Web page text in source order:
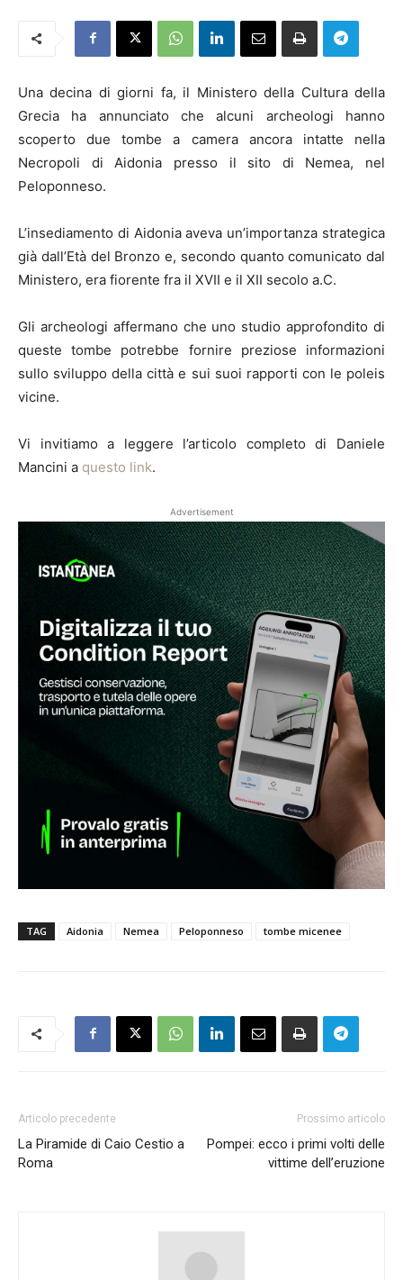
Una decina di giorni fa, il Ministero della Cultura della
Grecia ha annunciato che alcuni archeologi hanno
scoperto due tombe a camera ancora intatte nella
Necropoli di Aidonia presso il sito di Nemea, nel
Peloponneso.
L’insediamento di Aidonia aveva un’importanza strategica
già dall’Età del Bronzo e, secondo quanto comunicato dal
Ministero, era fiorente fra il XVII e il XII secolo a.C.
Gli archeologi affermano che uno studio approfondito di
queste tombe potrebbe fornire preziose informazioni
sullo sviluppo della città e sui suoi rapporti con le poleis
vicine.
Vi invitiamo a leggere l’articolo completo di Daniele
Mancini a questo link.
Advertisement
TAG Aidonia Nemea Peloponneso tombe micenee
Articolo precedente
La Piramide di Caio Cestio a
Roma
Prossimo articolo
Pompei: ecco i primi volti delle
vittime dell’eruzione